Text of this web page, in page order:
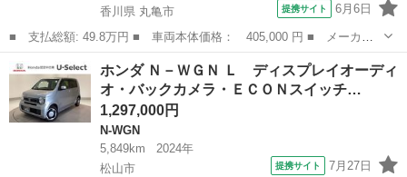
香川県 丸亀市
提携サイト 6月6日
■ 支払総額: 49.8万円 ■ 車両本体価格： 405,000 円 ■ メーカー
名： ホンダ ■ 車種名： Ｎ－ＷＧＮ ■ グレード名： Ｇ 保証
付 修復歴無 Ｅ－ＣＯＮモード ヘッドライトレベライザー スマ
ートキー プ...
香川 N-WGN
ホンダ Ｎ－ＷＧＮ Ｌ ディスプレイオーディ
オ・バックカメラ・ＥＣＯＮスイッチ…
1,297,000円
N-WGN
5,849km
2024年
松山市
提携サイト 7月27日